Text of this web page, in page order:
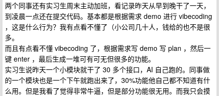
两个同事还有实习生周末主动加班，看记录昨天从早到晚干了一天，
到凌晨一点还在提交代码。基本都是根据需求 demo 进行 vibecoding
，这是什么行为？我有点看不懂了（小公司几十人，钱给的也不是很
多。
而且有点看不懂 vibecoding 了，根据需求写 demo 写 plan ，然后一
键 enter ，最后生成一堆可有可无但很多的功能。
实习生说昨天一个小模块就干了 30 多个接口，AI 自己跑的。同事做
的一个模块也是一个下午就跑出来了，30%功能他自己都不知道有什
么用。但是我看了觉得非常牛逼，但是部分功能很无用。而我只会摸